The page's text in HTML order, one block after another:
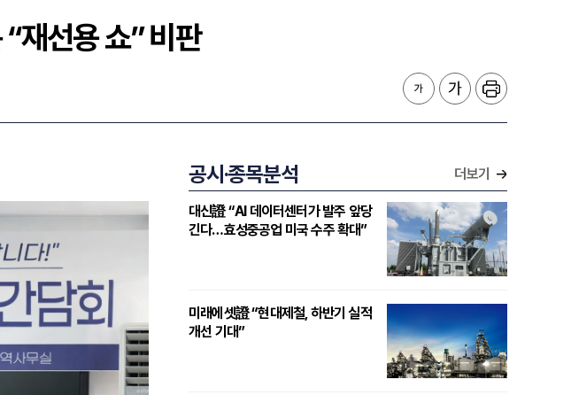
재선용 쇼” 비판
공시·종목분석 더보기
대신證 “AI 데이터센터가 발주 앞당
긴다…효성중공업 미국 수주 확대”
미래에셋證 “현대제철, 하반기 실적
개선 기대”